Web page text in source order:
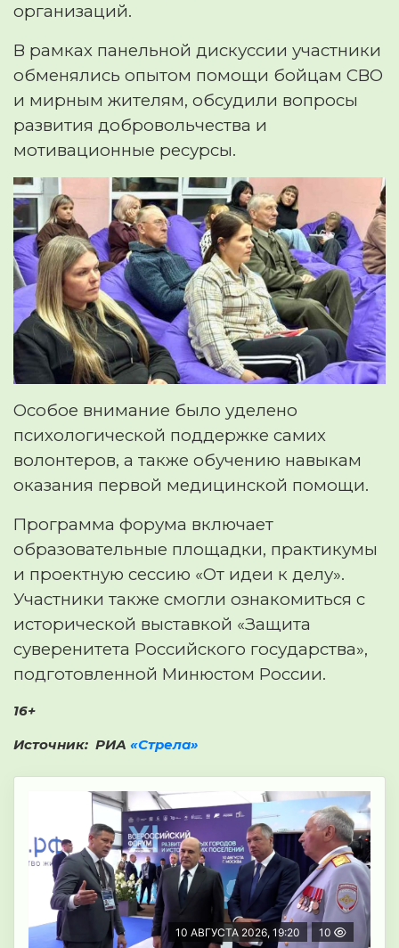
организаций.
В рамках панельной дискуссии участники
обменялись опытом помощи бойцам СВО
и мирным жителям, обсудили вопросы
развития добровольчества и
мотивационные ресурсы.
Особое внимание было уделено
психологической поддержке самих
волонтеров, а также обучению навыкам
оказания первой медицинской помощи.
Программа форума включает
образовательные площадки, практикумы
и проектную сессию «От идеи к делу».
Участники также смогли ознакомиться с
исторической выставкой «Защита
суверенитета Российского государства»,
подготовленной Минюстом России.
16+
Источник: РИА «Стрела»
10 АВГУСТА 2026, 19:20 10